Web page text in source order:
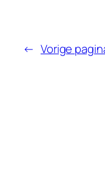
← Vorige